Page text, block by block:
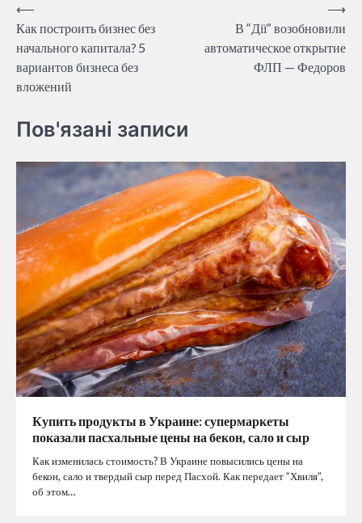
Post
navigation
⟵
Как построить бизнес без
начального капитала? 5
вариантов бизнеса без
вложений
В “Дії” возобновили
автоматическое открытие
ФЛП — Федоров
⟶
Пов'язані записи
Купить продукты в Украине: супермаркеты
показали пасхальные цены на бекон, сало и сыр
Как изменилась стоимость? В Украине повысились цены на
бекон, сало и твердый сыр перед Пасхой. Как передает “Хвиля”,
об этом…